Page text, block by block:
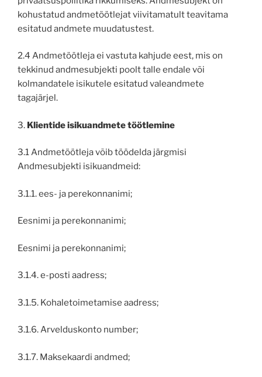
kohustatud andmetöötlejat viivitamatult teavitama
esitatud andmete muudatustest.
2.4 Andmetöötleja ei vastuta kahjude eest, mis on
tekkinud andmesubjekti poolt talle endale või
kolmandatele isikutele esitatud valeandmete
tagajärjel.
3. Klientide isikuandmete töötlemine
3.1 Andmetöötleja võib töödelda järgmisi
Andmesubjekti isikuandmeid:
3.1.1. ees- ja perekonnanimi;
Eesnimi ja perekonnanimi;
Eesnimi ja perekonnanimi;
3.1.4. e-posti aadress;
3.1.5. Kohaletoimetamise aadress;
3.1.6. Arvelduskonto number;
3.1.7. Maksekaardi andmed;